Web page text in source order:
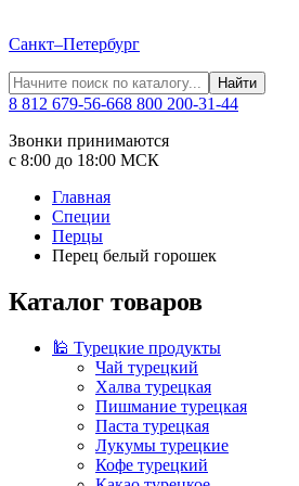
Санкт–Петербург
Найти
8 812 679-56-668 800 200-31-44
Звонки принимаются
с 8:00 до 18:00 МСК
Главная
Специи
Перцы
Перец белый горошек
Каталог товаров
🕌 Турецкие продукты
Чай турецкий
Халва турецкая
Пишмание турецкая
Паста турецкая
Лукумы турецкие
Кофе турецкий